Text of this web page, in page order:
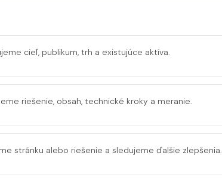
cieľ, publikum, trh a existujúce aktíva.
riešenie, obsah, technické kroky a meranie.
stránku alebo riešenie a sledujeme ďalšie zlepšenia.